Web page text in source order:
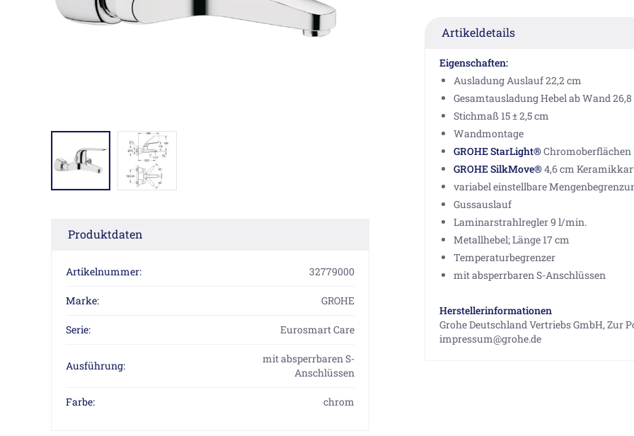
Produktdaten
Artikelnummer: 32779000
Marke: GROHE
Serie: Eurosmart Care
Ausführung:
mit absperrbaren S-
Anschlüssen
Farbe: chrom
Artikeldetails
Eigenschaften:
Ausladung Auslauf 22,2 cm
Gesamtausladung Hebel ab Wand
Stichmaß 15 ± 2,5 cm
Wandmontage
GROHE StarLight®Chromoberflächen
GROHE SilkMove®4,6 cm
variabel einstellbare
Gussauslauf
Laminarstrahlregler 9 l/min.
Metallhebel; Länge 17 cm
Temperaturbegrenzer
mit absperrbaren S-Anschlüssen
Herstellerinformationen
Grohe Deutschland Vertriebs GmbH, Zur
impressum@grohe.de